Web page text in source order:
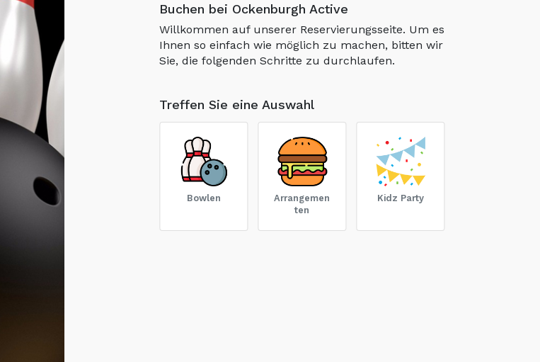
Buchen bei Ockenburgh Active
Willkommen auf unserer Reservierungsseite. Um es
Ihnen so einfach wie möglich zu machen, bitten wir
Sie, die folgenden Schritte zu durchlaufen.
Treffen Sie eine Auswahl
Bowlen
Arrangemen
ten
Kidz Party